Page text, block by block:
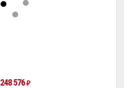
248 576 ₽